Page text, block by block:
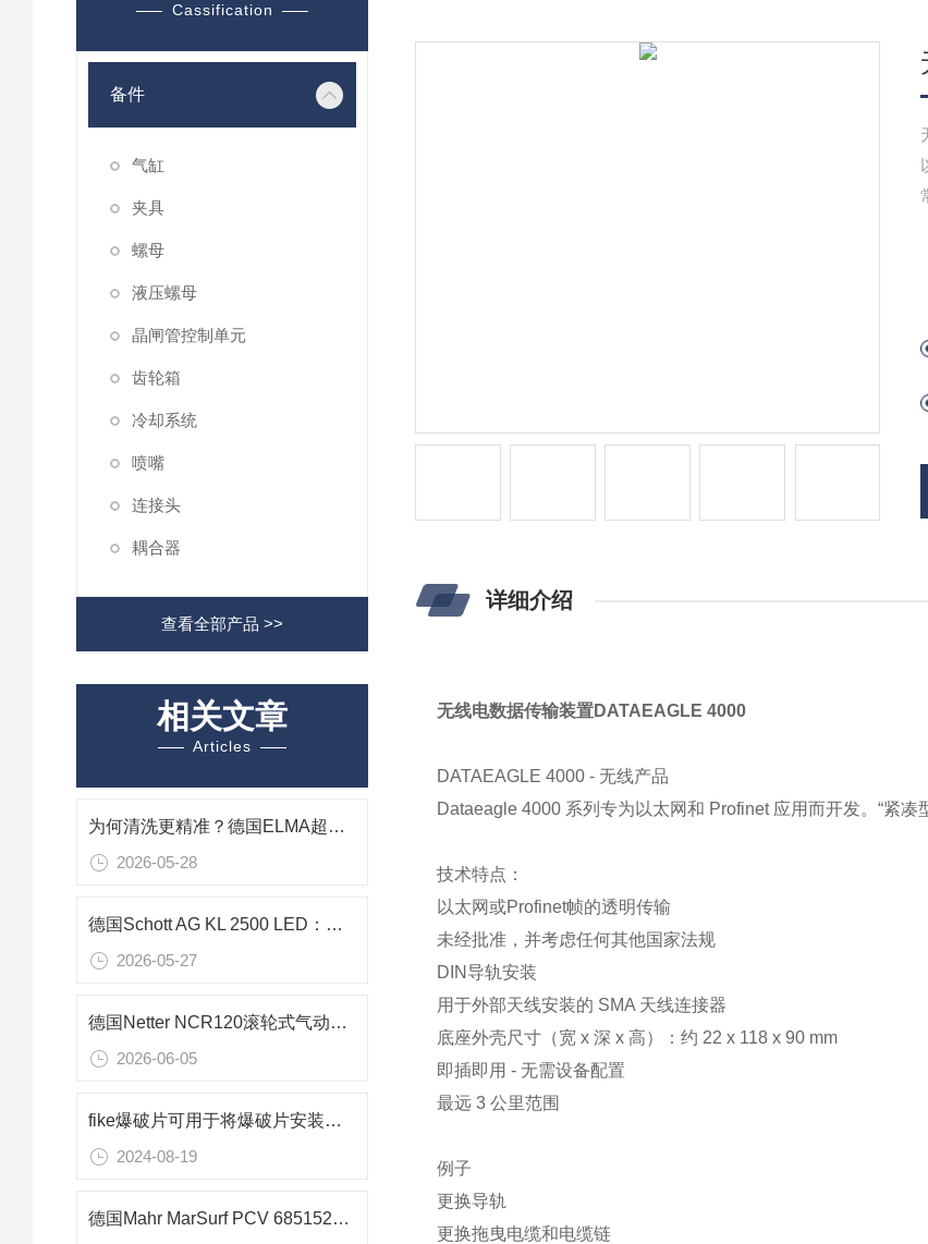
Cassification
备件
气缸
夹具
螺母
液压螺母
晶闸管控制单元
齿轮箱
冷却系统
喷嘴
连接头
耦合器
查看全部产品 >>
相关文章
Articles
为何清洗更精准？德国ELMA超声波清洗机可控超声空化结构的动态调控
2026-05-28
德国Schott AG KL 2500 LED：免维护高精度冷光源
2026-05-27
德国Netter NCR120滚轮式气动旋转振动器｜料仓专用快速启停破拱助流设备
2026-06-05
fike爆破片可用于将爆破片安装在压力容器或管道上
2024-08-19
德国Mahr MarSurf PCV 6851527探头臂：7mm小孔径精密轮廓测量专用技术解析
详细介绍
无线电数据传输装置DATAEAGLE 4000
DATAEAGLE 4000 - 无线产品
Dataeagle 4000 系列专为以太网和 Profinet 应用而开发。“紧
技术特点：
以太网或Profinet帧的透明传输
未经批准，并考虑任何其他国家法规
DIN导轨安装
用于外部天线安装的 SMA 天线连接器
底座外壳尺寸（宽 x 深 x 高）：约 22 x 118 x 90 mm
即插即用 - 无需设备配置
最远 3 公里范围
例子
更换导轨
更换拖曳电缆和电缆链